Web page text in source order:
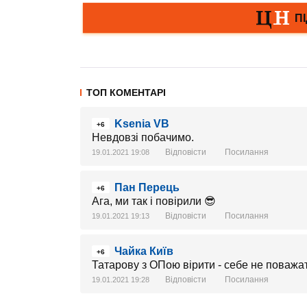
ТОП КОМЕНТАРІ
+6
Ksenia VB
Невдовзі побачимо.
19.01.2021 19:08 Відповісти Посилання
+6
Пан Перець
Ага, ми так і повірили 😎
19.01.2021 19:13 Відповісти Посилання
+6
Чайка Київ
Татарову з ОПою вірити - себе не
19.01.2021 19:28 Відповісти Посилання